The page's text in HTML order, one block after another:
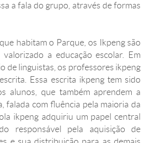
a fala do grupo, através de formas
habitam o Parque, os Ikpeng são
a educação escolar. Em
de linguistas, os professores ikpeng
Essa escrita ikpeng tem sido
alunos, que também aprendem a
falada com fluência pela maioria da
ikpeng adquiriu um papel central
responsável pela aquisição de